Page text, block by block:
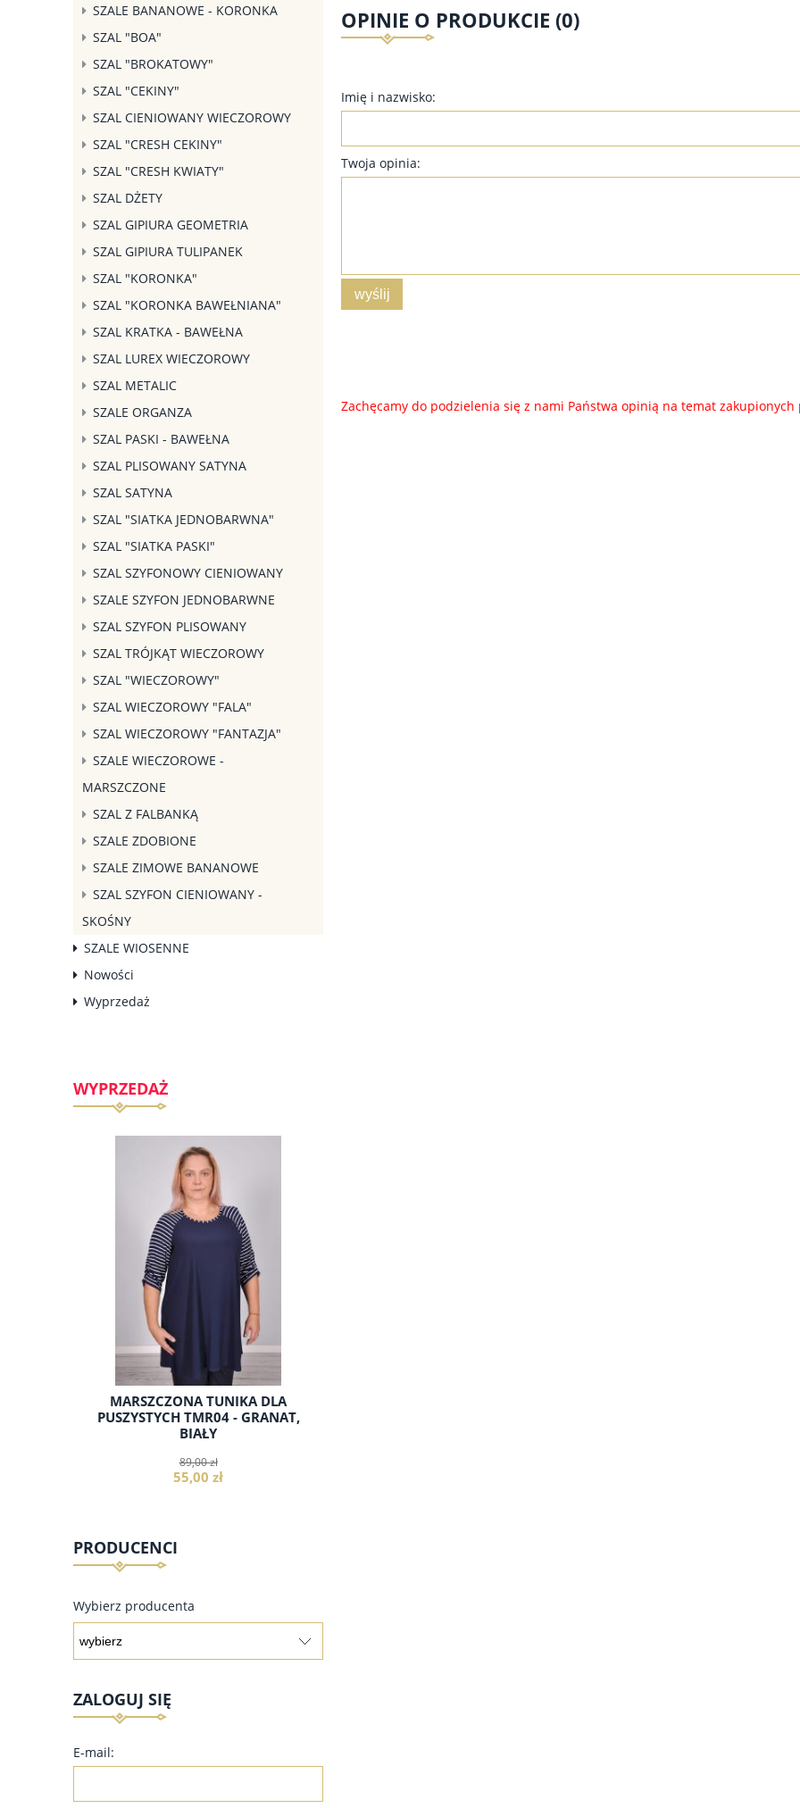
SZALE BANANOWE - KORONKA
SZAL "BOA"
SZAL "BROKATOWY"
SZAL "CEKINY"
SZAL CIENIOWANY WIECZOROWY
SZAL "CRESH CEKINY"
SZAL "CRESH KWIATY"
SZAL DŻETY
SZAL GIPIURA GEOMETRIA
SZAL GIPIURA TULIPANEK
SZAL "KORONKA"
SZAL "KORONKA BAWEŁNIANA"
SZAL KRATKA - BAWEŁNA
SZAL LUREX WIECZOROWY
SZAL METALIC
SZALE ORGANZA
SZAL PASKI - BAWEŁNA
SZAL PLISOWANY SATYNA
SZAL SATYNA
SZAL "SIATKA JEDNOBARWNA"
SZAL "SIATKA PASKI"
SZAL SZYFONOWY CIENIOWANY
SZALE SZYFON JEDNOBARWNE
SZAL SZYFON PLISOWANY
SZAL TRÓJKĄT WIECZOROWY
SZAL "WIECZOROWY"
SZAL WIECZOROWY "FALA"
SZAL WIECZOROWY "FANTAZJA"
SZALE WIECZOROWE -
MARSZCZONE
SZAL Z FALBANKĄ
SZALE ZDOBIONE
SZALE ZIMOWE BANANOWE
SZAL SZYFON CIENIOWANY -
SKOŚNY
SZALE WIOSENNE
Nowości
Wyprzedaż
WYPRZEDAŻ
MARSZCZONA TUNIKA DLA
PUSZYSTYCH TMR04 - GRANAT,
BIAŁY
89,00 zł
55,00 zł
PRODUCENCI
Wybierz producenta
ZALOGUJ SIĘ
E-mail:
OPINIE O PRODUKCIE (0)
Imię i nazwisko:
Twoja opinia:
wyślij
Zachęcamy do podzielenia się z nami Państwa opinią na temat zakupionych